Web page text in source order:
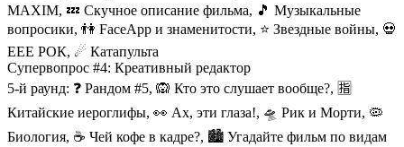
MAXIM, 💤 Скучное описание фильма, 🎵 Музыкальные
вопросики, 👫 FaceApp и знаменитости, ⭐ Звездные войны, 💀
ЕЕЕ РОК, ☄ Катапульта
Супервопрос #4: Креативный редактор
5-й раунд: ❓ Рандом #5, 🙉 Кто это слушает вообще?, 🈯
Китайские иероглифы, 👀 Ах, эти глаза!, 🛸 Рик и Морти, 🦠
Биология, ☕ Чей кофе в кадре?, 🏙️ Угадайте фильм по видам